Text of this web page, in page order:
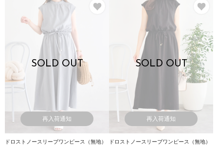
SOLD OUT
再入荷通知
ドロストノースリーブワンピース（無地）
SOLD OUT
再入荷通知
ドロストノースリーブワンピース（無地）